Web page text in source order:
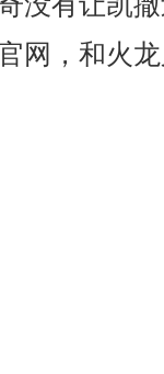
网，和火